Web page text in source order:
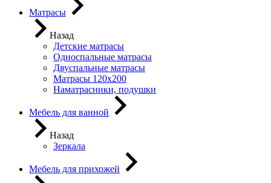
Матрасы
Назад
Детские матрасы
Односпальные матрасы
Двуспальные матрасы
Матрасы 120х200
Наматрасники, подушки
Мебель для ванной
Назад
Зеркала
Мебель для прихожей